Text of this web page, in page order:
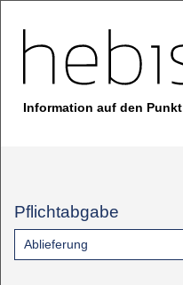
Information auf den Punkt
Pflichtabgabe
Ablieferung